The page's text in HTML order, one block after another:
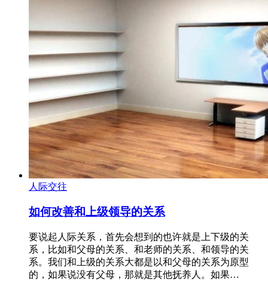
人际交往
如何改善和上级领导的关系
要说起人际关系，首先会想到的也许就是上下级的关
系，比如和父母的关系、和老师的关系、和领导的关
系。我们和上级的关系大都是以和父母的关系为原型
的，如果说没有父母，那就是其他抚养人。如果…